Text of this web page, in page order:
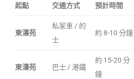
起點 交通方式 預計時間
東濤苑
私家車 / 的
士
約 8-10 分鐘
東濤苑 巴士 / 港鐵
約 15-20 分
鐘